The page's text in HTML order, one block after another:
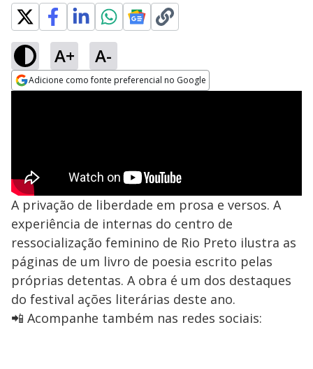
A+ A-
Adicione como fonte preferencial no Google
A privação de liberdade em prosa e versos. A
experiência de internas do centro de
ressocialização feminino de Rio Preto ilustra as
páginas de um livro de poesia escrito pelas
próprias detentas. A obra é um dos destaques
do festival ações literárias deste ano.
📲 Acompanhe também nas redes sociais: